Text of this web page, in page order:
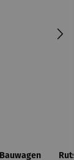
Bauwagen